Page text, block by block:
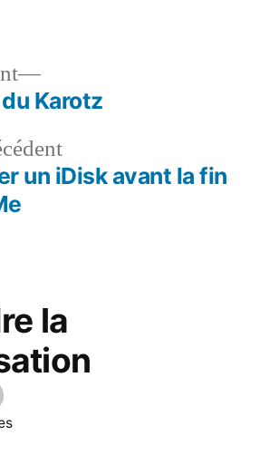
Article
précédent :
un iDisk avant la fin
Article
suivant :
Karotz
la